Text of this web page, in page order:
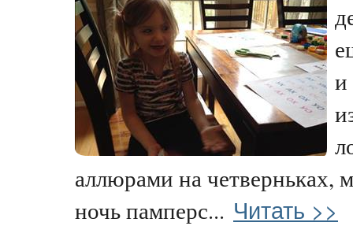
и
аллюрами на четверньках,
ночь памперс... Читать >>